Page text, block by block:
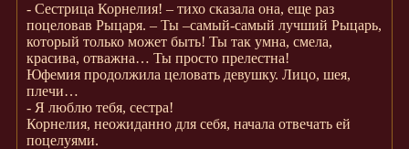
- Сестрица Корнелия! – тихо сказала она, еще раз
поцеловав Рыцаря. – Ты –самый-самый лучший Рыцарь,
который только может быть! Ты так умна, смела,
красива, отважна… Ты просто прелестна!
Юфемия продолжила целовать девушку. Лицо, шея,
плечи…
- Я люблю тебя, сестра!
Корнелия, неожиданно для себя, начала отвечать ей
поцелуями.